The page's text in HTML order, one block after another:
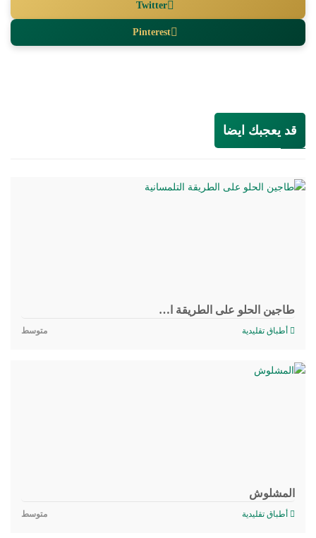
Twitter
Pinterest
قد يعجبك ايضا
طاجين الحلو على الطريقة ا…
أطباق تقليدية متوسط
المشلوش
أطباق تقليدية متوسط